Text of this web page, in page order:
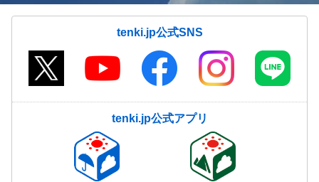
tenki.jp公式SNS
tenki.jp公式アプリ